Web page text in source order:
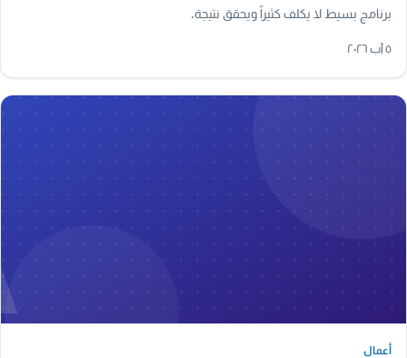
برنامج بسيط لا يكلف كثيراً ويحقق نتيجة.
٥ آب ٢٠٢٦
أعمال